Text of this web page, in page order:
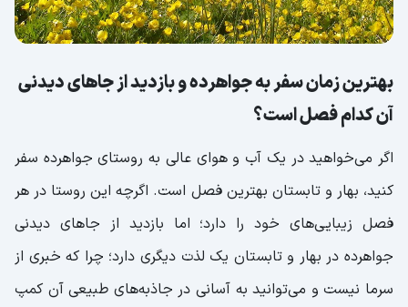
بهترین زمان سفر به جواهرده و بازدید از جاهای دیدنی
آن کدام فصل است؟
اگر می‌خواهید در یک آب و هوای عالی به روستای جواهرده سفر
کنید، بهار و تابستان بهترین فصل است. اگرچه این روستا در هر
فصل زیبایی‌های خود را دارد؛ اما بازدید از جاهای دیدنی
جواهرده در بهار و تابستان یک لذت دیگری دارد؛ چرا که خبری از
سرما نیست و می‌توانید به آسانی در جاذبه‌های طبیعی آن کمپ